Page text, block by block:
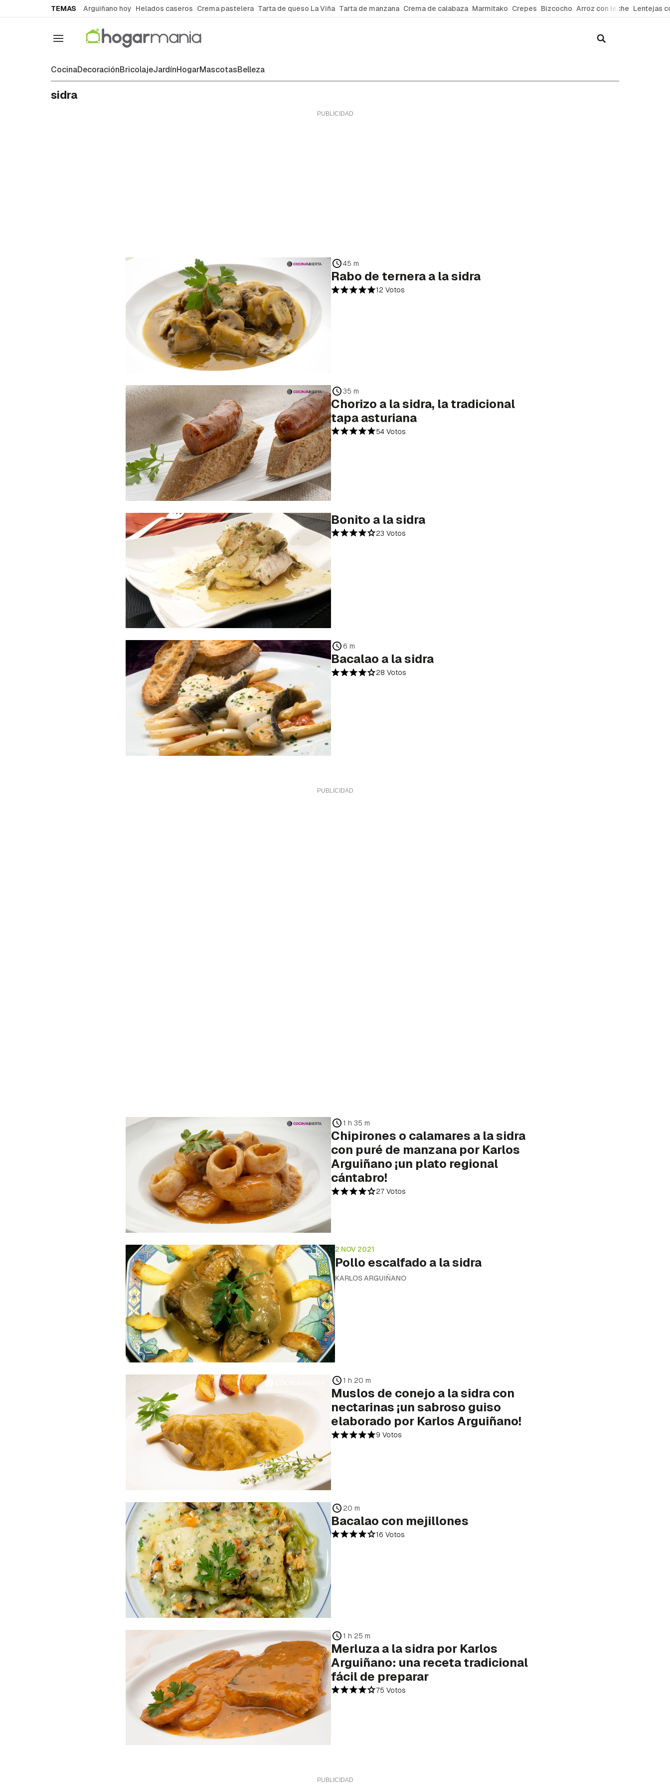
TEMAS Arguiñano hoy Helados caseros Crema pastelera Tarta de queso La Viña Tarta de manzana Crema de calabaza Marmitako Crepes Bizcocho Arroz con leche Lentejas
Navegación
CocinaDecoraciónBricolajeJardínHogarMascotasBelleza
sidra
45 m
Rabo de ternera a la sidra
12 Votos
35 m
Chorizo a la sidra, la tradicional
tapa asturiana
54 Votos
Bonito a la sidra
23 Votos
6 m
Bacalao a la sidra
28 Votos
1 h 35 m
Chipirones o calamares a la sidra
con puré de manzana por Karlos
Arguiñano ¡un plato regional
cántabro!
27 Votos
2 NOV 2021
Pollo escalfado a la sidra
KARLOS ARGUIÑANO
1 h 20 m
Muslos de conejo a la sidra con
nectarinas ¡un sabroso guiso
elaborado por Karlos Arguiñano!
9 Votos
20 m
Bacalao con mejillones
16 Votos
1 h 25 m
Merluza a la sidra por Karlos
Arguiñano: una receta tradicional
fácil de preparar
75 Votos